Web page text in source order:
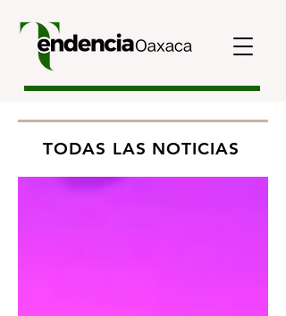
TODAS LAS NOTICIAS